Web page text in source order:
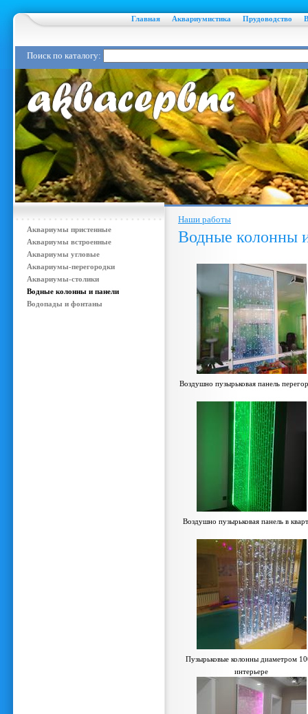
Главная Аквариумистика Прудоводство
Поиск по каталогу:
Аквариумы пристенные
Аквариумы встроенные
Аквариумы угловые
Аквариумы-перегородки
Аквариумы-столики
Водные колонны и панели
Водопады и фонтаны
Наши работы
Водные колонны
Воздушно пузырьковая панель
Воздушно пузырьковая панель в
Пузырьковые колонны диаметром
интерьере